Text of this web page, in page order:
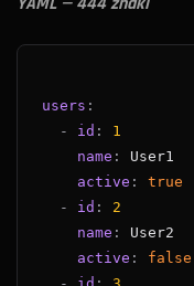
users :
-
id :
1
name :
active :
true
-
id :
2
name :
active :
false